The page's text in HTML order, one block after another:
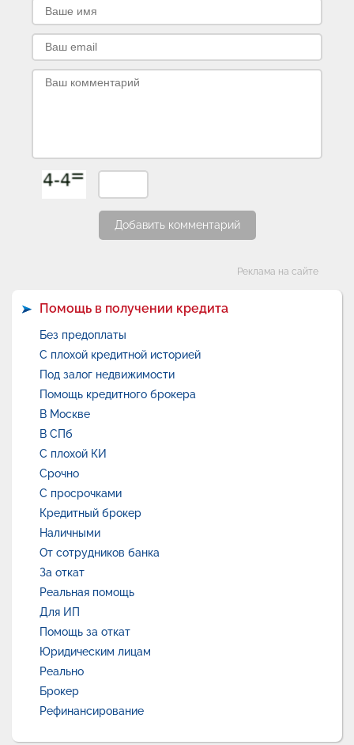
Добавить комментарий
Реклама на сайте
Помощь в получении кредита
Без предоплаты
С плохой кредитной историей
Под залог недвижимости
Помощь кредитного брокера
В Москве
В СПб
С плохой КИ
Срочно
С просрочками
Кредитный брокер
Наличными
От сотрудников банка
За откат
Реальная помощь
Для ИП
Помощь за откат
Юридическим лицам
Реально
Брокер
Рефинансирование